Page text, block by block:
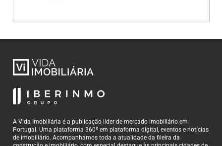
A Vida Imobiliária é a publicação líder de mercado imobiliário em
Portugal. Uma plataforma 360º em plataforma digital, eventos e notícias
de imobiliário. Acompanhamos toda a atualidade da fileira da